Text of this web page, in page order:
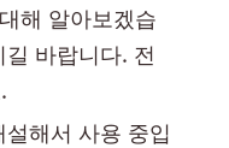
해 알아보겠습
바랍니다. 전
해서 사용 중입